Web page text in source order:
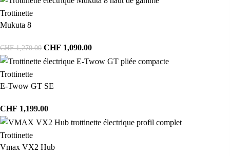
Trottinette
Mukuta 8
CHF1,270.00 CHF 1,090.00
Trottinette
E-Twow GT SE
CHF 1,199.00
Trottinette
Vmax VX2 Hub